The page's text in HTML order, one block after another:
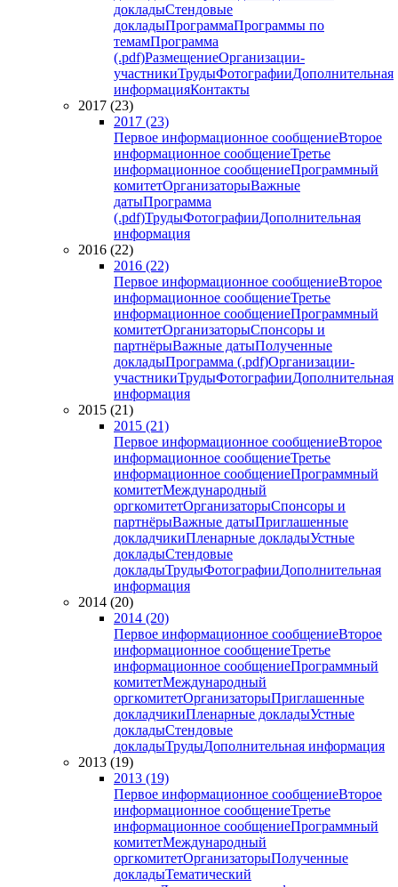
докладыСтендовые
докладыПрограммаПрограммы по
темамПрограмма
(.pdf)РазмещениеОрганизации-
участникиТрудыФотографииДополнительная
информацияКонтакты
2017 (23)
2017 (23)
Первое информационное сообщениеВторое
информационное сообщениеТретье
информационное сообщениеПрограммный
комитетОрганизаторыВажные
датыПрограмма
(.pdf)ТрудыФотографииДополнительная
информация
2016 (22)
2016 (22)
Первое информационное сообщениеВторое
информационное сообщениеТретье
информационное сообщениеПрограммный
комитетОрганизаторыСпонсоры и
партнёрыВажные датыПолученные
докладыПрограмма (.pdf)Организации-
участникиТрудыФотографииДополнительная
информация
2015 (21)
2015 (21)
Первое информационное сообщениеВторое
информационное сообщениеТретье
информационное сообщениеПрограммный
комитетМеждународный
оргкомитетОрганизаторыСпонсоры и
партнёрыВажные датыПриглашенные
докладчикиПленарные докладыУстные
докладыСтендовые
докладыТрудыФотографииДополнительная
информация
2014 (20)
2014 (20)
Первое информационное сообщениеВторое
информационное сообщениеТретье
информационное сообщениеПрограммный
комитетМеждународный
оргкомитетОрганизаторыПриглашенные
докладчикиПленарные докладыУстные
докладыСтендовые
докладыТрудыДополнительная информация
2013 (19)
2013 (19)
Первое информационное сообщениеВторое
информационное сообщениеТретье
информационное сообщениеПрограммный
комитетМеждународный
оргкомитетОрганизаторыПолученные
докладыТематический